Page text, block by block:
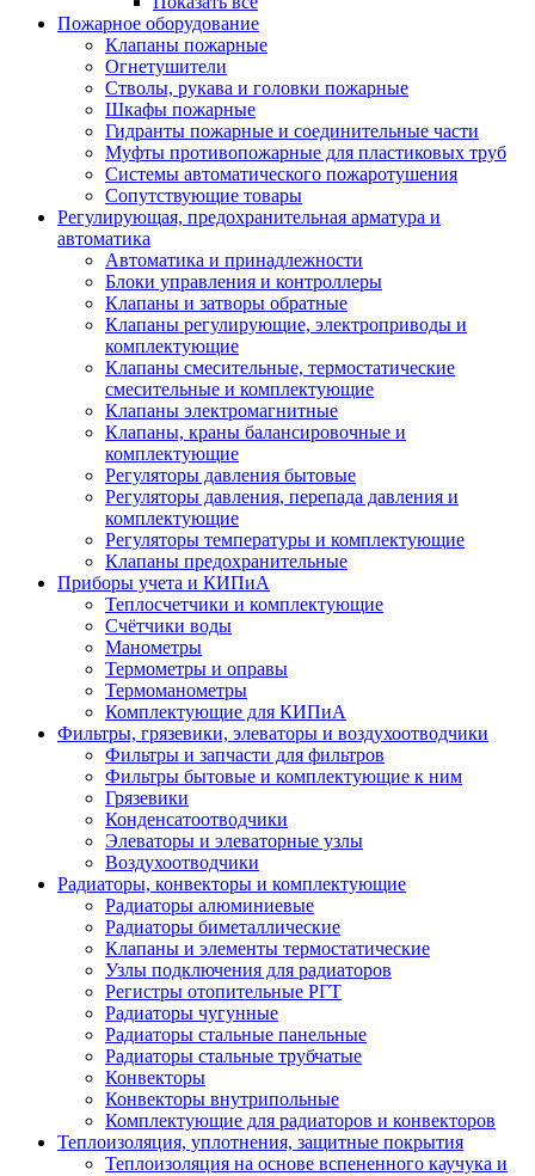
Пожарное оборудование
Клапаны пожарные
Огнетушители
Стволы, рукава и головки пожарные
Шкафы пожарные
Гидранты пожарные и соединительные части
Муфты противопожарные для пластиковых труб
Системы автоматического пожаротушения
Сопутствующие товары
Регулирующая, предохранительная арматура и
автоматика
Автоматика и принадлежности
Блоки управления и контроллеры
Клапаны и затворы обратные
Клапаны регулирующие, электроприводы и
комплектующие
Клапаны смесительные, термостатические
смесительные и комплектующие
Клапаны электромагнитные
Клапаны, краны балансировочные и
комплектующие
Регуляторы давления бытовые
Регуляторы давления, перепада давления и
комплектующие
Регуляторы температуры и комплектующие
Клапаны предохранительные
Приборы учета и КИПиА
Теплосчетчики и комплектующие
Счётчики воды
Манометры
Термометры и оправы
Термоманометры
Комплектующие для КИПиА
Фильтры, грязевики, элеваторы и воздухоотводчики
Фильтры и запчасти для фильтров
Фильтры бытовые и комплектующие к ним
Грязевики
Конденсатоотводчики
Элеваторы и элеваторные узлы
Воздухоотводчики
Радиаторы, конвекторы и комплектующие
Радиаторы алюминиевые
Радиаторы биметаллические
Клапаны и элементы термостатические
Узлы подключения для радиаторов
Регистры отопительные РГТ
Радиаторы чугунные
Радиаторы стальные панельные
Радиаторы стальные трубчатые
Конвекторы
Конвекторы внутрипольные
Комплектующие для радиаторов и конвекторов
Теплоизоляция, уплотнения, защитные покрытия
Теплоизоляция на основе вспененного каучука и